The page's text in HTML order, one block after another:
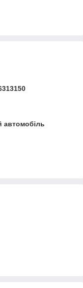
автомобіль